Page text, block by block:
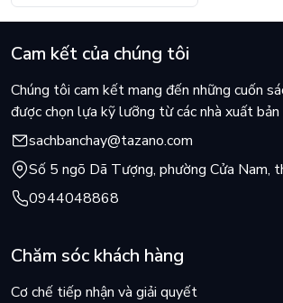
Cam kết của chúng tôi
Chúng tôi cam kết mang đến những cuốn
được chọn lựa kỹ lưỡng từ các nhà xuất bản
sachbanchay@tazano.com
Số 5 ngõ Dã Tượng, phường Cửa Nam,
0944048868
Chăm sóc khách hàng
Cơ chế tiếp nhận và giải quyết